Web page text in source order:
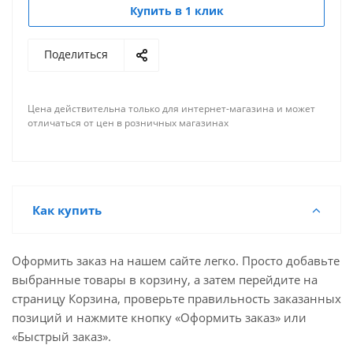
Купить в 1 клик
Поделиться
Цена действительна только для интернет-магазина и может
отличаться от цен в розничных магазинах
Как купить
Оформить заказ на нашем сайте легко. Просто добавьте
выбранные товары в корзину, а затем перейдите на
страницу Корзина, проверьте правильность заказанных
позиций и нажмите кнопку «Оформить заказ» или
«Быстрый заказ».